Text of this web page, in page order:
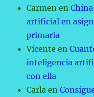
Carmen en
artificial en
primaria
Vicente en
inteligencia
con ella
Carla en